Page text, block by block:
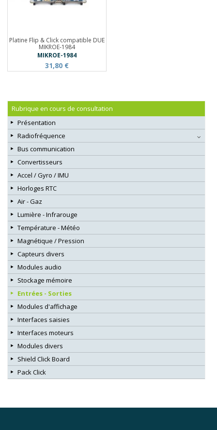
Platine Flip & Click compatible DUE
MIKROE-1984
MIKROE-1984
31,80 €
Rubrique en cours de consultation
Présentation
Radiofréquence
Bus communication
Convertisseurs
Accel / Gyro / IMU
Horloges RTC
Air - Gaz
Lumière - Infrarouge
Température - Météo
Magnétique / Pression
Capteurs divers
Modules audio
Stockage mémoire
Entrées - Sorties
Modules d'affichage
Interfaces saisies
Interfaces moteurs
Modules divers
Shield Click Board
Pack Click